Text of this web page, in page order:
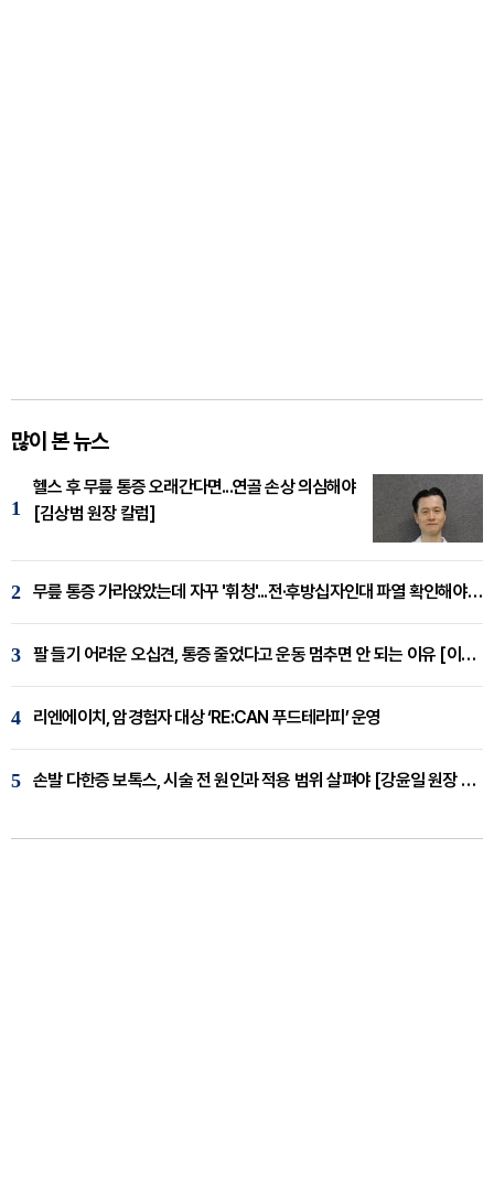
많이 본 뉴스
1
헬스 후 무릎 통증 오래간다면...연골 손상 의심해야
[김상범 원장 칼럼]
2 무릎 통증 가라앉았는데 자꾸 '휘청'...전·후방십자인대 파열 확인해야 [곽우경 원장 칼럼]
3 팔 들기 어려운 오십견, 통증 줄었다고 운동 멈추면 안 되는 이유 [이병욱 원장 칼럼]
4 리엔에이치, 암경험자 대상 ‘RE:CAN 푸드테라피’ 운영
5 손발 다한증 보톡스, 시술 전 원인과 적용 범위 살펴야 [강윤일 원장 칼럼]